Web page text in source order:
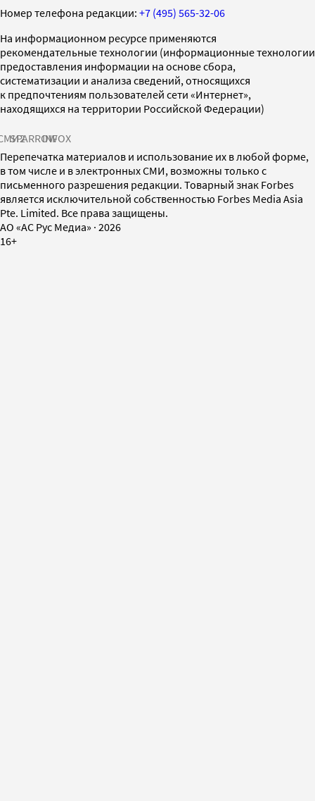
Номер телефона редакции: +7 (495) 565-32-06
На информационном ресурсе применяются
рекомендательные технологии (информационные технологии
предоставления информации на основе сбора,
систематизации и анализа сведений, относящихся
к предпочтениям пользователей сети «Интернет»,
находящихся на территории Российской Федерации)
SPARROWINFOX
Перепечатка материалов и использование их в любой форме,
в том числе и в электронных СМИ, возможны только с
письменного разрешения редакции. Товарный знак Forbes
является исключительной собственностью Forbes Media Asia
Pte. Limited. Все права защищены.
AO «АС Рус Медиа» · 2026
16+